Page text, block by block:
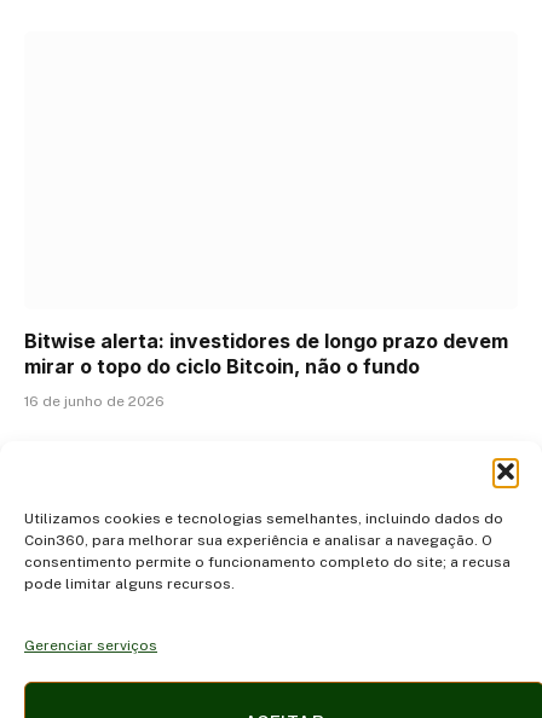
Utilizamos cookies e tecnologias semelhantes, incluindo dados do
Coin360, para melhorar sua experiência e analisar a navegação. O
consentimento permite o funcionamento completo do site; a recusa
pode limitar alguns recursos.
Gerenciar serviços
Bitwise alerta: investidores de longo prazo devem
mirar o topo do ciclo Bitcoin, não o fundo
16 de junho de 2026